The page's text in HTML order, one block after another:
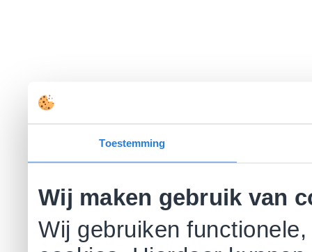
Toestemming
Wij maken gebruik van
Wij gebruiken